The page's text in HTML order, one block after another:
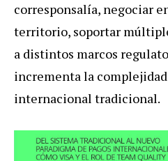
corresponsalía, negociar
territorio, soportar
a distintos marcos
incrementa la
internacional tradicional.